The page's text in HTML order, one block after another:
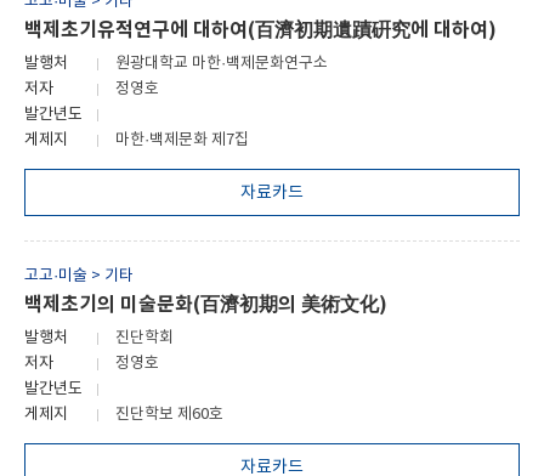
백제초기유적연구에 대하여(百濟初期遺蹟硏究에 대하여)
발행처
원광대학교 마한·백제문화연구소
저자
정영호
발간년도
게제지
마한·백제문화 제7집
자료카드
고고·미술 > 기타
백제초기의 미술문화(百濟初期의 美術文化)
발행처
진단학회
저자
정영호
발간년도
게제지
진단학보 제60호
자료카드